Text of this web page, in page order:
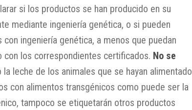
si los productos se han producido en su
mediante ingeniería genética, o si pueden
ingeniería genética, a menos que puedan
con los correspondientes certificados. No se
la leche de los animales que se hayan alimentado
con alimentos transgénicos como puede ser la
tampoco se etiquetarán otros productos